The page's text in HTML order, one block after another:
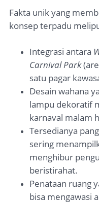
Fakta unik yang
konsep terpadu
Integrasi antara
Carnival Park
satu pagar
Desain wahana
lampu dekoratif
karnaval malam
Tersedianya
sering
menghibur
beristirahat.
Penataan ruang
bisa mengawasi